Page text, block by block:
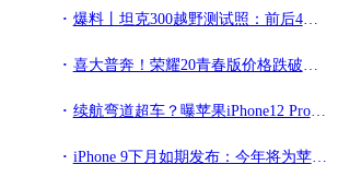
爆料丨坦克300越野测试照：前后4个拖车钩，城市版爬山很牛
喜大普奔！荣耀20青春版价格跌破千元，网友：这次终于可以入手了
续航弯道超车？曝苹果iPhone12 Pro有望搭载40W“GaN充电器”
iPhone 9下月如期发布：今年将为苹果带来840亿元收入